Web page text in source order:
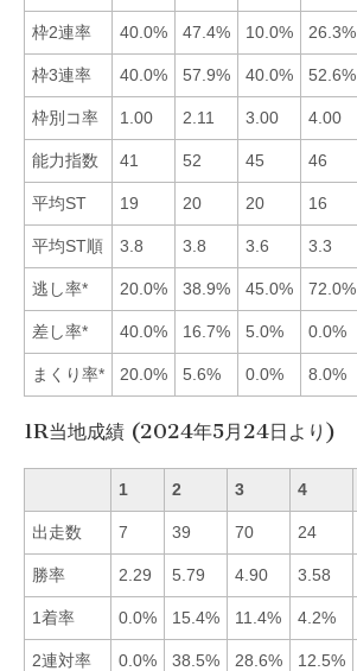
枠2連率 40.0% 47.4% 10.0% 26.3%
枠3連率 40.0% 57.9% 40.0% 52.6%
枠別コ率 1.00 2.11 3.00 4.00
能力指数 41 52 45 46
平均ST 19 20 20 16
平均ST順 3.8 3.8 3.6 3.3
逃し率* 20.0% 38.9% 45.0% 72.0%
差し率* 40.0% 16.7% 5.0% 0.0%
まくり率* 20.0% 5.6% 0.0% 8.0%
1R当地成績 (2024年5月24日より)
1 2 3 4
出走数 7 39 70 24
勝率 2.29 5.79 4.90 3.58
1着率 0.0% 15.4% 11.4% 4.2%
2連対率 0.0% 38.5% 28.6% 12.5%